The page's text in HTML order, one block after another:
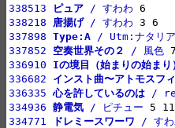
338513
ピュア / すわわ
338218 唐揚げ / すわわ
337898 Type:A / Utm:ナタリア
337852 空奏世界その２ / 風色
336910 Iの境目（始まりの始まり
336682 インスト曲〜アトモスフィ
336335 心を許しているのは /
334936 静電気 / ピチュー
334771
ドレミースワーワ / すわ